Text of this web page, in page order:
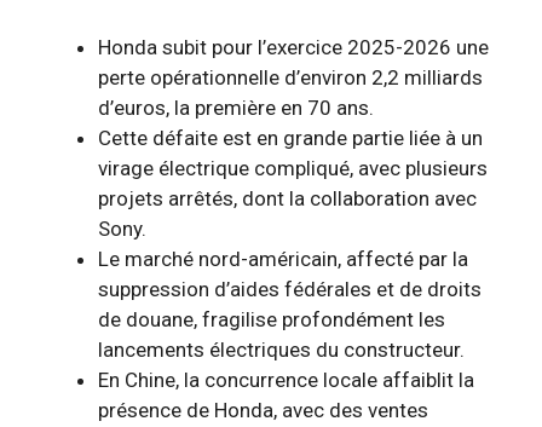
Honda subit pour l’exercice 2025-2026 une
perte opérationnelle d’environ 2,2 milliards
d’euros, la première en 70 ans.
Cette défaite est en grande partie liée à un
virage électrique compliqué, avec plusieurs
projets arrêtés, dont la collaboration avec
Sony.
Le marché nord-américain, affecté par la
suppression d’aides fédérales et de droits
de douane, fragilise profondément les
lancements électriques du constructeur.
En Chine, la concurrence locale affaiblit la
présence de Honda, avec des ventes